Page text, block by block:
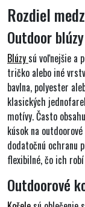
Rozdiel
Outdoor blúzy
Blúzysú voľnejšie a
tričko alebo iné
bavlna, polyester
klasických
motívy.Často
kúsok na
dodatočnú ochranu
flexibilné, čo ich
Outdoorové